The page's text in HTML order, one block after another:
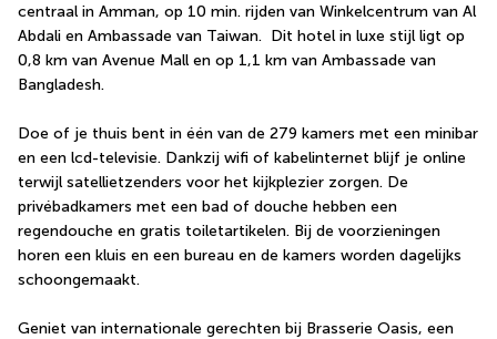
centraal in Amman, op 10 min. rijden van Winkelcentrum van Al
Abdali en Ambassade van Taiwan.  Dit hotel in luxe stijl ligt op
0,8 km van Avenue Mall en op 1,1 km van Ambassade van
Bangladesh.
Doe of je thuis bent in één van de 279 kamers met een minibar
en een lcd-televisie. Dankzij wifi of kabelinternet blijf je online
terwijl satellietzenders voor het kijkplezier zorgen. De
privébadkamers met een bad of douche hebben een
regendouche en gratis toiletartikelen. Bij de voorzieningen
horen een kluis en een bureau en de kamers worden dagelijks
schoongemaakt.
Geniet van internationale gerechten bij Brasserie Oasis, een